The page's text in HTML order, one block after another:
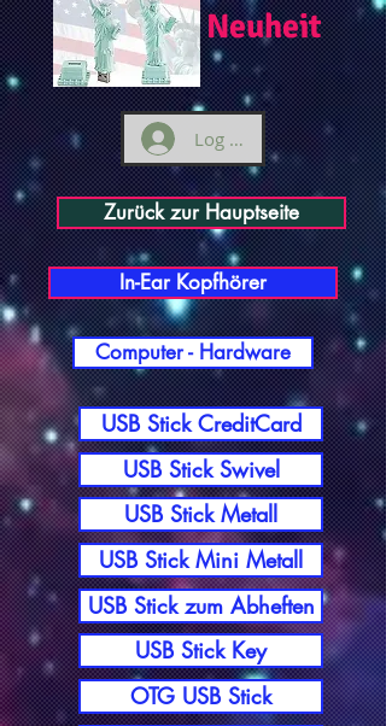
Neuheit
Log ind
Zurück zur Hauptseite
In-Ear Kopfhörer
Computer - Hardware
USB Stick CreditCard
USB Stick Swivel
USB Stick Metall
USB Stick Mini Metall
USB Stick zum Abheften
USB Stick Key
OTG USB Stick